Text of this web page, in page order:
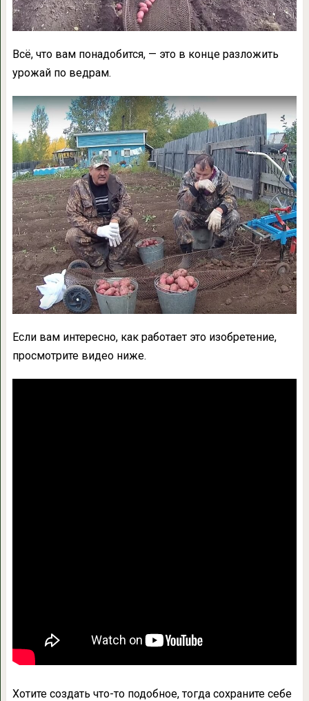
Всё, что вам понадобится, — это в конце разложить
урожай по ведрам.
Если вам интересно, как работает это изобретение,
просмотрите видео ниже.
Хотите создать что-то подобное, тогда сохраните себе